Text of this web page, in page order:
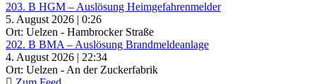
203. B HGM – Auslösung Heimgefahrenmelder
5. August 2026 | 0:26
Ort: Uelzen - Hambrocker Straße
202. B BMA – Auslösung Brandmeldeanlage
4. August 2026 | 22:34
Ort: Uelzen - An der Zuckerfabrik